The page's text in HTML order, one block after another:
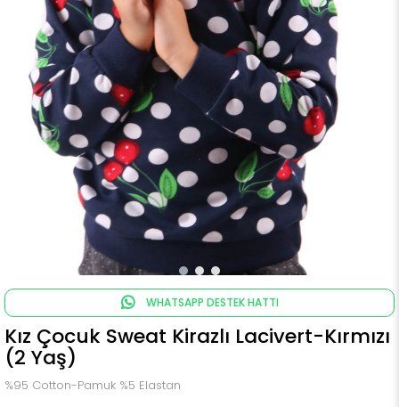
WHATSAPP DESTEK HATTI
Kız Çocuk Sweat Kirazlı Lacivert-Kırmızı
(2 Yaş)
%95 Cotton-Pamuk %5 Elastan